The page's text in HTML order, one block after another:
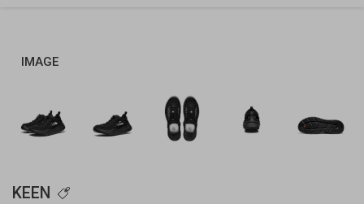
IMAGE
KEEN